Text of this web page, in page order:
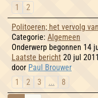
1
2
Politoeren; het vervolg
Categorie: Algemeen
Onderwerp begonnen 14
Laatste bericht 20 jul
door Paul Brouwer
1
2 3 ... 8